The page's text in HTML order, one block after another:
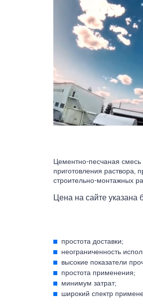
Цементно-песчаная
приготовления раствора,
строительно-монтажных
Цена на сайте указана
простота доставки;
неограниченность
высокие показатели
простота применения;
минимум затрат;
широкий спектр